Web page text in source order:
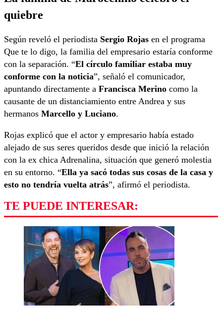
quiebre
Según reveló el periodista Sergio Rojas en el programa
Que te lo digo, la familia del empresario estaría conforme
con la separación. “El círculo familiar estaba muy
conforme con la noticia”, señaló el comunicador,
apuntando directamente a Francisca Merino como la
causante de un distanciamiento entre Andrea y sus
hermanos Marcello y Luciano.
Rojas explicó que el actor y empresario había estado
alejado de sus seres queridos desde que inició la relación
con la ex chica Adrenalina, situación que generó molestia
en su entorno. “Ella ya sacó todas sus cosas de la casa y
esto no tendría vuelta atrás”, afirmó el periodista.
TE PUEDE INTERESAR: